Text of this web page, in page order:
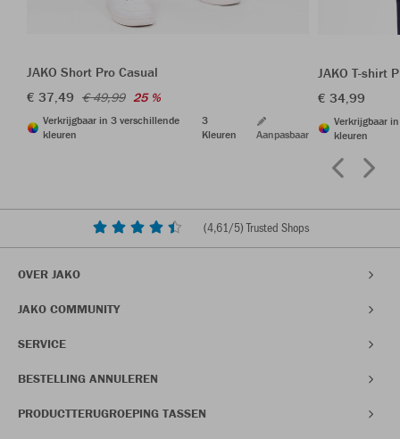
JAKO Short Pro Casual
€ 37,49 € 49,99 25 %
Verkrijgbaar in 3 verschillende
kleuren
3
Kleuren
Aanpasbaar
JAKO T-shirt
€ 34,99
Verkrijgbaar
kleuren
(4,61/5) Trusted Shops
OVER JAKO
JAKO COMMUNITY
SERVICE
BESTELLING ANNULEREN
PRODUCTTERUGROEPING TASSEN